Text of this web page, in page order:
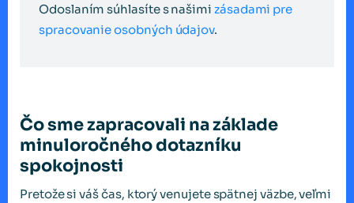
Odoslaním súhlasíte s našimi zásadami pre
spracovanie osobných údajov.
Čo sme zapracovali na základe
minuloročného dotazníku
spokojnosti
Pretože si váš čas, ktorý venujete spätnej väzbe, veľmi